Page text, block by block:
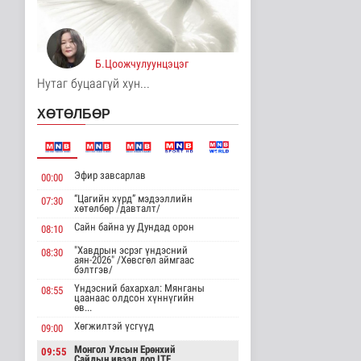
Манай улс Польш
улстай хөдөө аж ахуйн
салбарт өр..
3 цаг 1 минутын өмнө
Одон орны судлаачид
3 цаг 5 минутын өмнө
Боловсролын сайд
"Pearson" компани..
Улс төр
3 цаг 9 минутын өмнө
Б.Сэмжидмаа:
Зөвшөөрлийн шинжтэй
103 бүртгэлээс ..
Нийгэм
Төмөр замчдын
мэргэжлийн өдөрт
Б.Цоожчулуунцэцэг
Нутаг буцаагүй хун...
ХӨТӨЛБӨР
00:00 Эфир завсарлав
07:30
“Цагийн хүрд” мэдээллийн
хөтөлбөр /давталт/
08:10
Сайн байна уу Дундад орон
08:30
"Хавдрын эсрэг үндэсний
аян-2026" /Хөвсгөл аймгаас
бэлтгэв/
08:55
Үндэсний бахархал: Мянганы
цаанаас олдсон хүннүгийн
өв...
09:00
Хөгжилтэй үсгүүд
09:55
Монгол Улсын Ерөнхий